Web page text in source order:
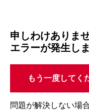
申しわけありま
エラーが発生し
もう一度してく
問題が解決しない場